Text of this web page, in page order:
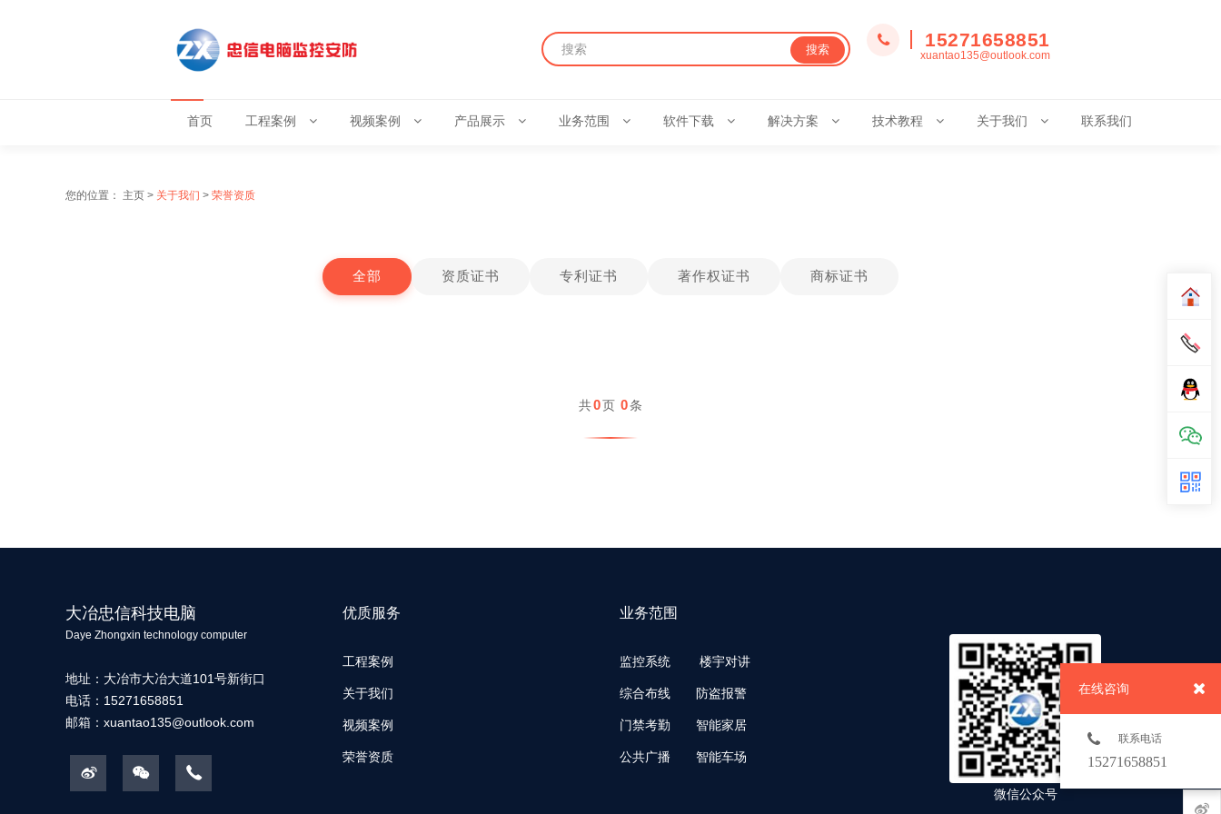
xuantao135@outlook.com
15271658851
搜索
首页 工程案例 视频案例 产品展示 业务范围 软件下载 解决方案 技术教程 关于我们 联系我们
您的位置： 主页 > 关于我们 > 荣誉资质
全部 资质证书 专利证书 著作权证书 商标证书
共0页 0条
大冶忠信科技电脑
Daye Zhongxin technology computer
地址：大冶市大冶大道101号新街口
电话：15271658851
邮箱： xuantao135@outlook.com
优质服务
工程案例
关于我们
视频案例
荣誉资质
业务范围
监控系统 楼宇对讲
综合布线 防盗报警
门禁考勤 智能家居
公共广播 智能车场
微信公众号
在线咨询
联系电话
15271658851